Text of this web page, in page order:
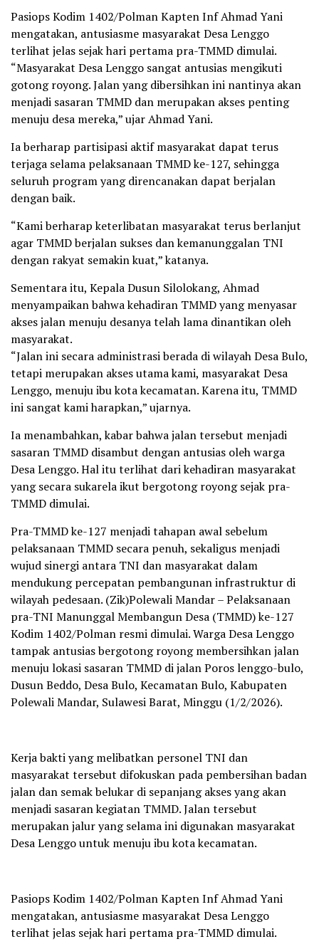
Pasiops Kodim 1402/Polman Kapten Inf Ahmad Yani
mengatakan, antusiasme masyarakat Desa Lenggo
terlihat jelas sejak hari pertama pra-TMMD dimulai.
“Masyarakat Desa Lenggo sangat antusias mengikuti
gotong royong. Jalan yang dibersihkan ini nantinya akan
menjadi sasaran TMMD dan merupakan akses penting
menuju desa mereka,” ujar Ahmad Yani.
Ia berharap partisipasi aktif masyarakat dapat terus
terjaga selama pelaksanaan TMMD ke-127, sehingga
seluruh program yang direncanakan dapat berjalan
dengan baik.
“Kami berharap keterlibatan masyarakat terus berlanjut
agar TMMD berjalan sukses dan kemanunggalan TNI
dengan rakyat semakin kuat,” katanya.
Sementara itu, Kepala Dusun Silolokang, Ahmad
menyampaikan bahwa kehadiran TMMD yang menyasar
akses jalan menuju desanya telah lama dinantikan oleh
masyarakat.
“Jalan ini secara administrasi berada di wilayah Desa Bulo,
tetapi merupakan akses utama kami, masyarakat Desa
Lenggo, menuju ibu kota kecamatan. Karena itu, TMMD
ini sangat kami harapkan,” ujarnya.
Ia menambahkan, kabar bahwa jalan tersebut menjadi
sasaran TMMD disambut dengan antusias oleh warga
Desa Lenggo. Hal itu terlihat dari kehadiran masyarakat
yang secara sukarela ikut bergotong royong sejak pra-
TMMD dimulai.
Pra-TMMD ke-127 menjadi tahapan awal sebelum
pelaksanaan TMMD secara penuh, sekaligus menjadi
wujud sinergi antara TNI dan masyarakat dalam
mendukung percepatan pembangunan infrastruktur di
wilayah pedesaan. (Zik)Polewali Mandar – Pelaksanaan
pra-TNI Manunggal Membangun Desa (TMMD) ke-127
Kodim 1402/Polman resmi dimulai. Warga Desa Lenggo
tampak antusias bergotong royong membersihkan jalan
menuju lokasi sasaran TMMD di jalan Poros lenggo-bulo,
Dusun Beddo, Desa Bulo, Kecamatan Bulo, Kabupaten
Polewali Mandar, Sulawesi Barat, Minggu (1/2/2026).
Kerja bakti yang melibatkan personel TNI dan
masyarakat tersebut difokuskan pada pembersihan badan
jalan dan semak belukar di sepanjang akses yang akan
menjadi sasaran kegiatan TMMD. Jalan tersebut
merupakan jalur yang selama ini digunakan masyarakat
Desa Lenggo untuk menuju ibu kota kecamatan.
Pasiops Kodim 1402/Polman Kapten Inf Ahmad Yani
mengatakan, antusiasme masyarakat Desa Lenggo
terlihat jelas sejak hari pertama pra-TMMD dimulai.